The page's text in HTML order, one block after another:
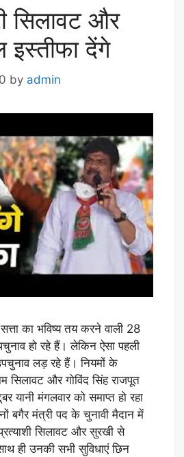
सिलावट और
देंगे
by admin
का भविष्य तय करने वाली 28
हो रहे हैं। लेकिन ऐसा पहली
लड़ रहे हैं। नियमों के
सिलावट और गोविंद सिंह राजपूत
यानी मंगलवार को समाप्त हो रहा
बगैर मंत्री पद के चुनावी मैदान में
सिलावट और सुरखी से
ही उनकी सभी सुविधाएं छिन